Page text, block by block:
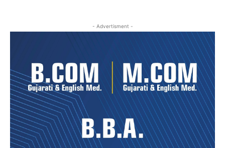
- Advertisment -